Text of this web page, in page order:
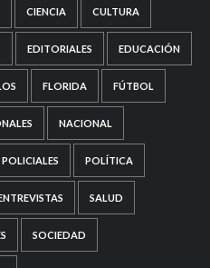
CIENCIA CULTURA
EDITORIALES EDUCACIÓN
FLORIDA FÚTBOL
NACIONAL
POLICIALES POLÍTICA
SALUD
SOCIEDAD